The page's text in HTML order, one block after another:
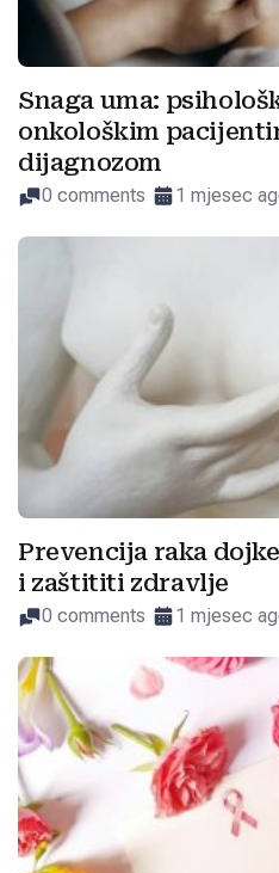
Snaga uma:
onkološkim
dijagnozom
0 comments 1 mjesec
Prevencija raka
i zaštititi zdravlje
0 comments 1 mjesec